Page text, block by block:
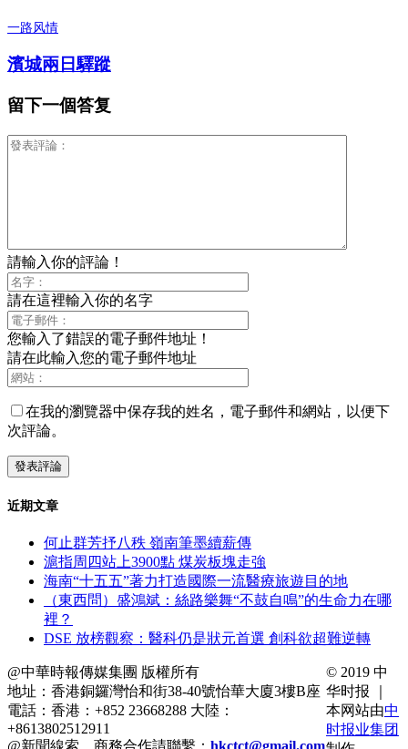
一路风情
濱城兩日驛蹤
留下一個答复
請輸入你的評論！
請在這裡輸入你的名字
您輸入了錯誤的電子郵件地址！
請在此輸入您的電子郵件地址
在我的瀏覽器中保存我的姓名，電子郵件和網站，以便下
次評論。
近期文章
何止群芳抒八秩 嶺南筆墨續薪傳
滬指周四站上3900點 煤炭板塊走強
海南“十五五”著力打造國際一流醫療旅遊目的地
（東西問）盛鴻斌：絲路樂舞“不鼓自鳴”的生命力在哪
裡？
DSE 放榜觀察：醫科仍是狀元首選 創科欲超難逆轉
@中華時報傳媒集團 版權所有
地址：香港銅鑼灣怡和街38-40號怡華大廈3樓B座
電話：香港：+852 23668288 大陸：
+8613802512911
© 2019 中
华时报 ｜
本网站由中
时报业集团